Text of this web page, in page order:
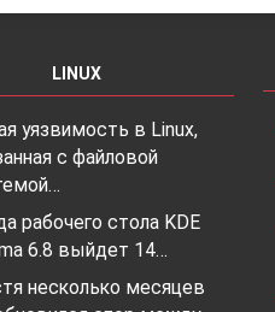
LINUX
уязвимость в Linux,
с файловой
рабочего стола KDE
6.8 выйдет 14…
несколько месяцев